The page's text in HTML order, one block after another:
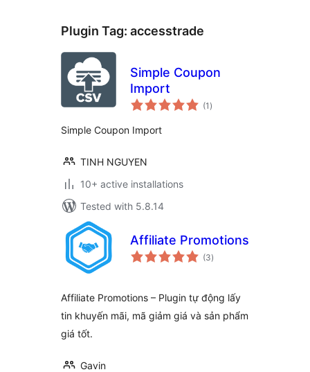
Plugin Tag: accesstrade
Simple Coupon
Import
(1 total
ratings
)
Simple Coupon Import
TINH NGUYEN
10+ active installations
Tested with 5.8.14
Affiliate Promotions
(3total
ratings
)
Affiliate Promotions – Plugin tự động lấy
tin khuyến mãi, mã giảm giá và sản phẩm
giá tốt.
Gavin